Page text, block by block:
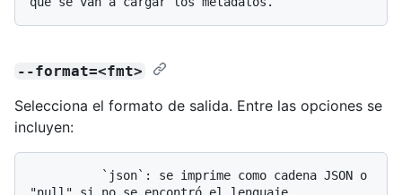
--format=<fmt>
Selecciona el formato de salida. Entre las opciones se
incluyen: